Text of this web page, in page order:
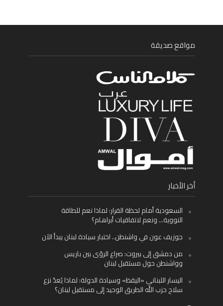
مواقع صديقة
أخر الأخبار
السعودية أمام لحظة القرار: لماذا نعم للطاقة
النووية… ونعم لاتفاقيات أبراهام؟
جوزيف عون في واشنطن.. اختبار سيادة لبنان يبدأ الآن
من دمشق إلى بيروت: صراع الرؤى بين باريس
وواشنطن حول مستقبل لبنان
اليسار اللبناني «اليقظ» وسيادة الدولة: لماذا يُعدّ نزع
سلاح حزب الله الطريق الوحيد إلى مستقبل لبنان؟